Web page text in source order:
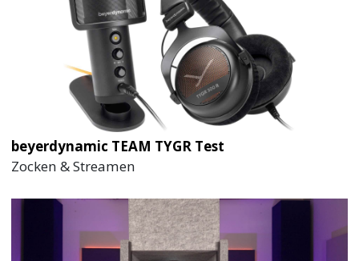
beyerdynamic TEAM TYGR Test
Zocken & Streamen